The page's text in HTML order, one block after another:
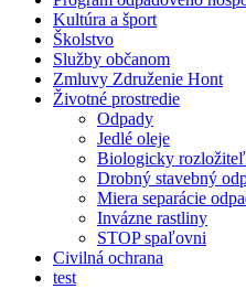
Kultúra a šport
Školstvo
Služby občanom
Zmluvy Združenie Hont
Životné prostredie
Odpady
Jedlé oleje
Biologicky
Drobný stavebný
Miera separácie
Invázne rastliny
STOP spaľovni
Civilná ochrana
test